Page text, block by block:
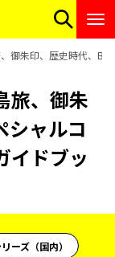
御朱印、歴史時代、
旅、御朱
シャルコ
イドブッ
ーズ（国内）